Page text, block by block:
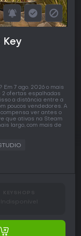
Key
Em 7 ago. 2026 o mais
2 ofertas espalhadas
isso a distância entre a
poucos vendedores. A
ver antes o
que ativas na Steam
largo, com mais de
Indisponível